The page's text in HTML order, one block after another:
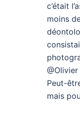
c’était
moins
Peut-
mais